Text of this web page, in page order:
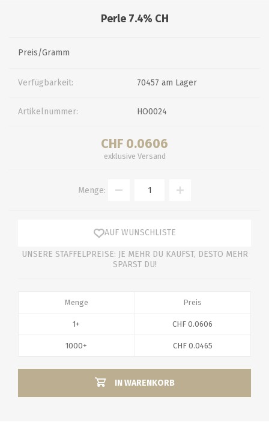
Perle 7.4% CH
Preis/Gramm
Verfügbarkeit: 70457 am Lager
Artikelnummer: HO0024
CHF 0.0606
exklusive Versand
Menge:
AUF WUNSCHLISTE
UNSERE STAFFELPREISE: JE MEHR DU KAUFST, DESTO MEHR
SPARST DU!
Menge
1+
1000+
Preis
CHF 0.0606
CHF 0.0465
IN WARENKORB